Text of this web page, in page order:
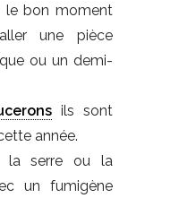
le bon moment
une pièce
ou un demi-
ils sont
année.
la serre ou la
un fumigène